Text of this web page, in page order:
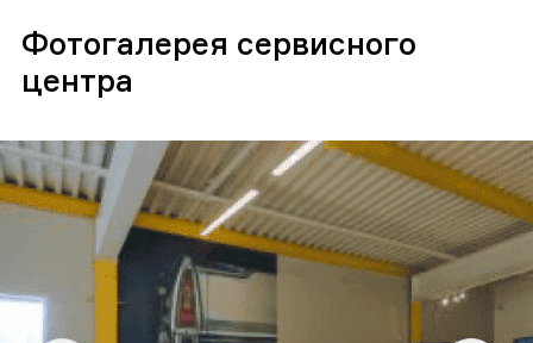
Фотогалерея сервисного
центра